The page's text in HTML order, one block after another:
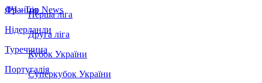
Франція
Нідерланди
Туреччина
Португалія
ЛЧ - Top News
Перша ліга
Друга ліга
Кубок України
Суперкубок України